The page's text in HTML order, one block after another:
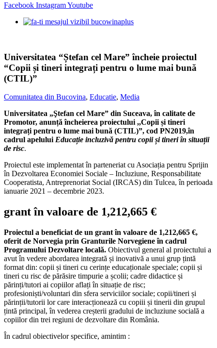
Facebook InstagramYoutube
Universitatea “Ștefan cel Mare” încheie proiectul
“Copii și tineri integrați pentru o lume mai bună
(CTIL)”
Comunitatea din Bucovina, Educatie, Media
Universitatea „Ştefan cel Mare” din Suceava, în calitate de
Promotor, anunță încheierea proiectului ,,Copii și tineri
integrați pentru o lume mai bună (CTIL)”, cod PN2019,în
cadrul apeluluiEducație incluzivă pentru copii și tineri în situații
de risc.
Proiectul este implementat în parteneriat cu Asociația pentru Sprijin
în Dezvoltarea Economiei Sociale – Incluziune, Responsabilitate
Cooperatista, Antreprenoriat Social (IRCAS) din Tulcea, în perioada
ianuarie 2021 – decembrie 2023.
grant în valoare de 1,212,665 €
Proiectul a beneficiat de un grant în valoare de 1,212,665 €,
oferit de Norvegia prin Granturile Norvegiene în cadrul
Programului Dezvoltare locală. Obiectivul general al proiectului a
avut în vedere abordarea integrată și inovativă a unui grup țintă
format din: copii și tineri cu cerințe educaționale speciale; copii și
tineri cu risc de părăsire timpurie a școlii; cadre didactice și
părinți/tutori ai copiilor aflați în situație de risc;
profesioniști/voluntari din sfera serviciilor sociale; copii/tineri și
părinții/tutorii lor care interacționează cu copiii și tinerii din grupul
țintă principal, în vederea creșterii gradului de incluziune socială a
copiilor din trei regiuni de dezvoltare din România.
În cadrul obiectivelor specifice, amintim :